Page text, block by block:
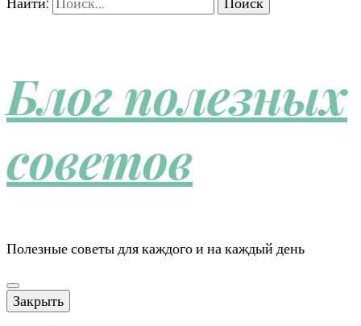
Блог полезных
советов
Полезные советы для каждого и на каждый день
Закрыть